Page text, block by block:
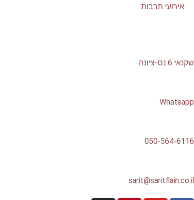
אירועי תרבות
שקנאי 6 נס-ציונה
Whatsapp
050-564-6116
sarit@saritflain.co.il